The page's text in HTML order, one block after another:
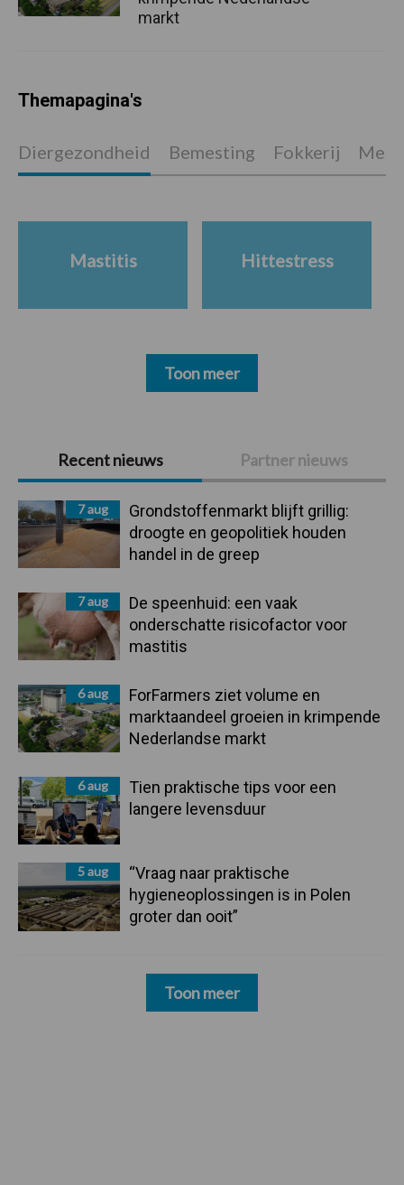
Primaire
Sidebar
Recent nieuws Partner nieuws
7 aug
Grondstoffenmarkt blijft grillig:
droogte en geopolitiek houden
handel in de greep
7 aug
De speenhuid: een vaak
onderschatte risicofactor voor
mastitis
6 aug
ForFarmers ziet volume en
marktaandeel groeien in krimpende
Nederlandse markt
6 aug
Tien praktische tips voor een
langere levensduur
5 aug
“Vraag naar praktische
hygieneoplossingen is in Polen
groter dan ooit”
Toon meer
markt
Themapagina's
Diergezondheid Bemesting Fokkerij
Mastitis Hittestress
Toon meer